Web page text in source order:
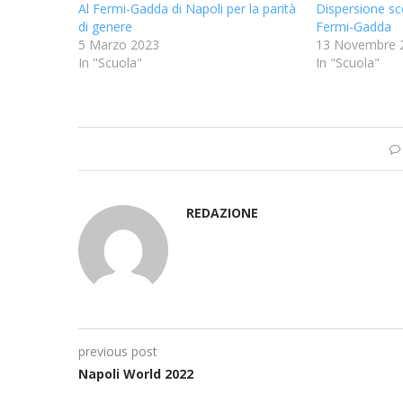
Al Fermi-Gadda di Napoli per la parità
di genere
5 Marzo 2023
In "Scuola"
Dispersione
Fermi-Gadda
13 Novembre
In "Scuola"
REDAZIONE
previous post
Napoli World 2022